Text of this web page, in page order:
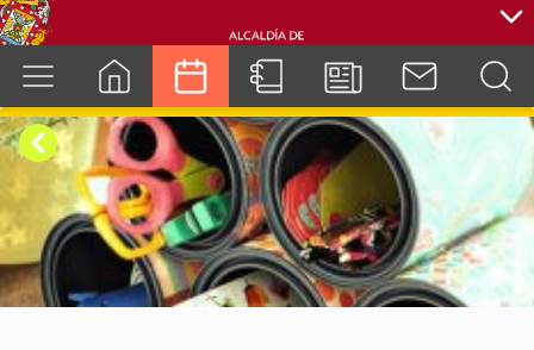
cuenca.gob.ec